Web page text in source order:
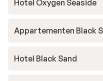
Hotel Oxygen Seaside
Appartementen Black
Hotel Black Sand